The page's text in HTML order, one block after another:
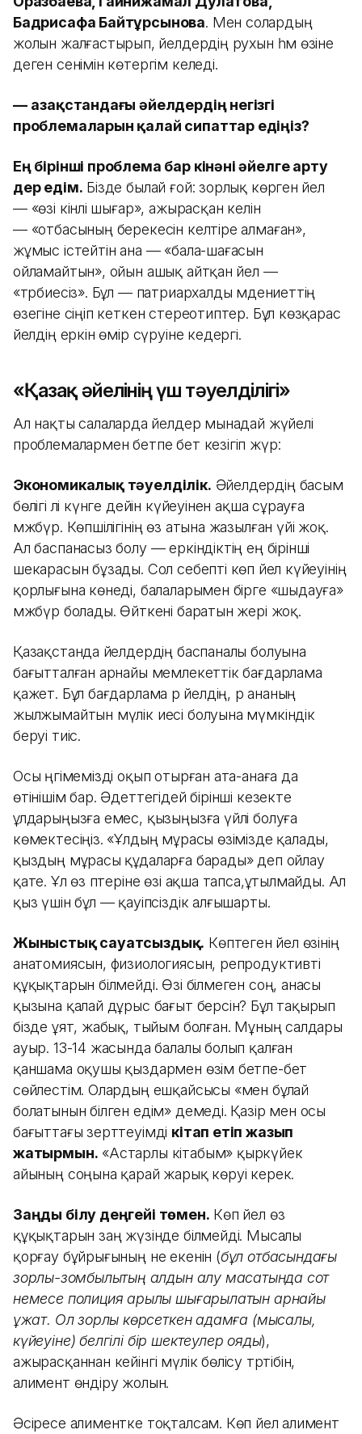
Бадрисафа Байтұрсынова. Мен солардың
жолын жалғастырып, әйелдердің рухын һәм өзіне
деген сенімін көтергім келеді.
— Қазақстандағы әйелдердің негізгі
проблемаларын қалай сипаттар едіңіз?
Ең бірінші проблема бар кінәні әйелге арту
дер едім. Бізде былай ғой: зорлық көрген әйел
— «өзі кінәлі шығар», ажырасқан келін
— «отбасының берекесін келтіре алмаған»,
жұмыс істейтін ана — «бала-шағасын
ойламайтын», ойын ашық айтқан әйел —
«тәрбиесіз». Бұл — патриархалды мәдениеттің
өзегіне сіңіп кеткен стереотиптер. Бұл көзқарас
әйелдің еркін өмір сүруіне кедергі.
«Қазақ әйелінің үш тәуелділігі»
Ал нақты салаларда әйелдер мынадай жүйелі
проблемалармен бетпе бет кезігіп жүр:
Экономикалық тәуелділік. Әйелдердің басым
бөлігі әлі күнге дейін күйеуінен ақша сұрауға
мәжбүр. Көпшілігінің өз атына жазылған үйі жоқ.
Ал баспанасыз болу — еркіндіктің ең бірінші
шекарасын бұзады. Сол себепті көп әйел күйеуінің
қорлығына көнеді, балаларымен бірге «шыдауға»
мәжбүр болады. Өйткені баратын жері жоқ.
Қазақстанда әйелдердің баспаналы болуына
бағытталған арнайы мемлекеттік бағдарлама
қажет. Бұл бағдарлама әр әйелдің, әр ананың
жылжымайтын мүлік иесі болуына мүмкіндік
беруі тиіс.
Осы әңгімемізді оқып отырған ата-анаға да
өтінішім бар. Әдеттегідей бірінші кезекте
ұлдарыңызға емес, қызыңызға үйлі болуға
көмектесіңіз. «Ұлдың мұрасы өзімізде қалады,
қыздың мұрасы құдаларға барады» деп ойлау
қате. Ұл өз пәтеріне өзі ақша тапса,ұтылмайды. Ал
қыз үшін бұл — қауіпсіздік алғышарты.
Жыныстық сауатсыздық. Көптеген әйел өзінің
анатомиясын, физиологиясын, репродуктивті
құқықтарын білмейді. Өзі білмеген соң, анасы
қызына қалай дұрыс бағыт берсін? Бұл тақырып
бізде ұят, жабық, тыйым болған. Мұның салдары
ауыр. 13-14 жасында балалы болып қалған
қаншама оқушы қыздармен өзім бетпе-бет
сөйлестім. Олардың ешқайсысы «мен бұлай
болатынын білген едім» демеді. Қазір мен осы
бағыттағы зерттеуімді кітап етіп жазып
жатырмын. «Астарлы кітабым» қыркүйек
айының соңына қарай жарық көруі керек.
Заңды білу деңгейі төмен. Көп әйел өз
құқықтарын заң жүзінде білмейді. Мысалы
қорғау бұйрығының не екенін (бұл отбасындағы
зорлық-зомбылықтың алдын алу мақсатында сот
немесе полиция арқылы шығарылатын арнайы
құжат. Ол зорлық көрсеткен адамға (мысалы,
күйеуіне) белгілі бір шектеулер қояды),
ажырасқаннан кейінгі мүлік бөлісу тәртібін,
алимент өндіру жолын.
Әсіресе алиментке тоқталсам. Көп әйел алимент